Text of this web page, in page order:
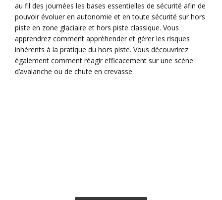
au fil des journées les bases essentielles de sécurité afin de
pouvoir évoluer en autonomie et en toute sécurité sur hors
piste en zone glaciaire et hors piste classique. Vous
apprendrez comment appréhender et gérer les risques
inhérents à la pratique du hors piste. Vous découvrirez
également comment réagir efficacement sur une scène
d’avalanche ou de chute en crevasse.